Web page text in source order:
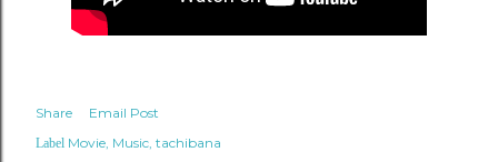
Share Email Post
Label Movie Music tachibana